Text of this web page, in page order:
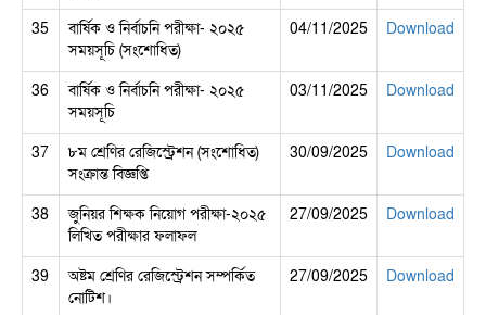
35
বার্ষিক ও নির্বাচনি পরীক্ষা- ২০২৫
সময়সূচি (সংশোধিত)
04/11/2025 Download
36
বার্ষিক ও নির্বাচনি পরীক্ষা- ২০২৫
সময়সূচি
03/11/2025 Download
37
৮ম শ্রেণির রেজিস্ট্রেশন (সংশোধিত)
সংক্রান্ত বিজ্ঞপ্তি
30/09/2025 Download
38
জুনিয়র শিক্ষক নিয়োগ পরীক্ষা-২০২৫
লিখিত পরীক্ষার ফলাফল
27/09/2025 Download
39
অষ্টম শ্রেণির রেজিস্ট্রেশন সম্পর্কিত
নোটিশ।
27/09/2025 Download